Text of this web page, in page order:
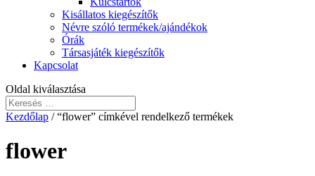
Kisállatos kiegészítők
Névre szóló termékek/ajándékok
Órák
Társasjáték kiegészítők
Kapcsolat
Oldal kiválasztása
Kezdőlap / “flower” címkével rendelkező termékek
flower